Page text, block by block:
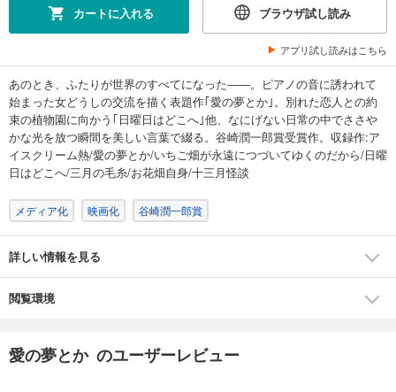
カートに入れる ブラウザ試し読み
アプリ試し読みはこちら
あのとき、ふたりが世界のすべてになった――。ピアノの音に誘われて
始まった女どうしの交流を描く表題作｢愛の夢とか｣。別れた恋人との約
束の植物園に向かう｢日曜日はどこへ｣他、なにげない日常の中でささや
かな光を放つ瞬間を美しい言葉で綴る。谷崎潤一郎賞受賞作。収録作:ア
イスクリーム熱/愛の夢とか/いちご畑が永遠につづいてゆくのだから/日曜
日はどこへ/三月の毛糸/お花畑自身/十三月怪談
メディア化 映画化 谷崎潤一郎賞
詳しい情報を見る
閲覧環境
愛の夢とか のユーザーレビュー